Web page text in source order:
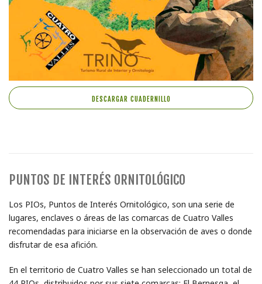
DESCARGAR CUADERNILLO
PUNTOS DE INTERÉS ORNITOLÓGICO
Los PIOs, Puntos de Interés Ornitológico, son una serie de
lugares, enclaves o áreas de las comarcas de Cuatro Valles
recomendadas para iniciarse en la observación de aves o donde
disfrutar de esa afición.
En el territorio de Cuatro Valles se han seleccionado un total de